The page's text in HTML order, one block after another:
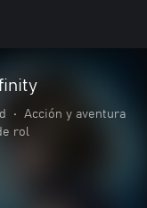
•
Acción y aventura
rol